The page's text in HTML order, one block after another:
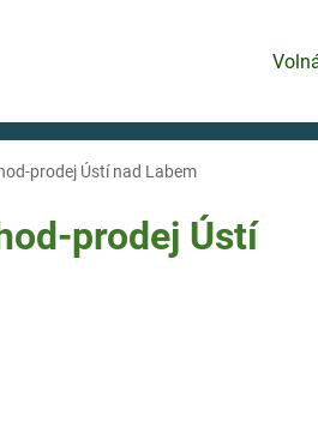
prodej Ústí nad Labem
prodej Ústí